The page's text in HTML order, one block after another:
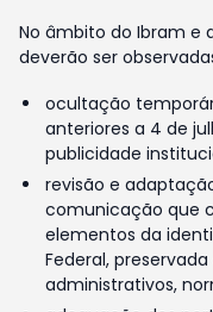
No âmbito do Ibram e
deverão ser
ocultação
anteriores a 4 de
publicidade
revisão e
comunicação que
elementos da
Federal,
administrativos,